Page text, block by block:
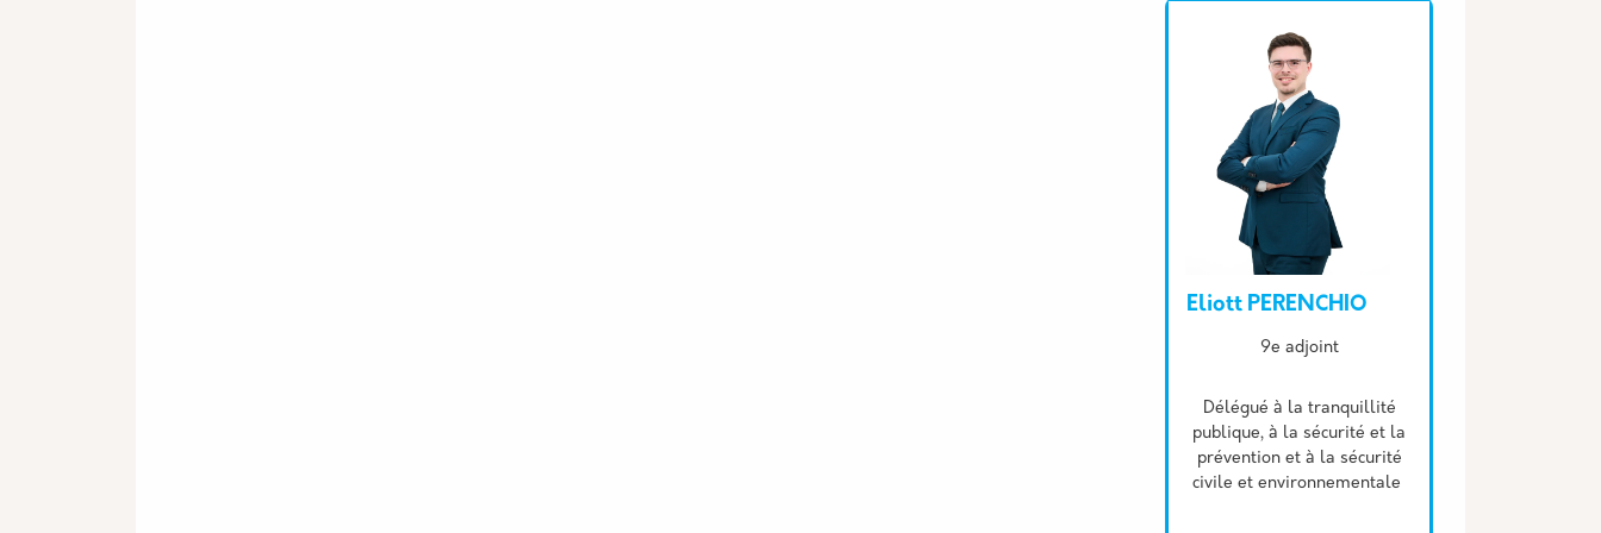
Eliott PERENCHIO
Description
9e adjoint
Délégué à la tranquillité
publique, à la sécurité et la
prévention et à la sécurité
civile et environnementale